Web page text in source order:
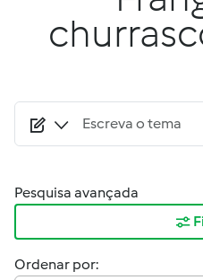
Pesquisa avançada
Ordenar por: